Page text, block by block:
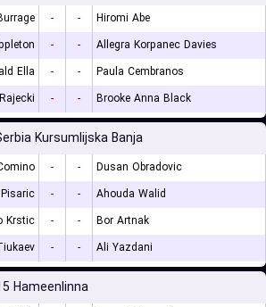
- -
Hiromi Abe
- -
Allegra Korpanec Davies
Ella
- -
Paula Cembranos
- - Brooke Anna Black
Kursumlijska Banja
- -
Dusan Obradovic
- -
Ahouda Walid
Krstic
- -
Bor Artnak
- - Ali Yazdani
Hameenlinna